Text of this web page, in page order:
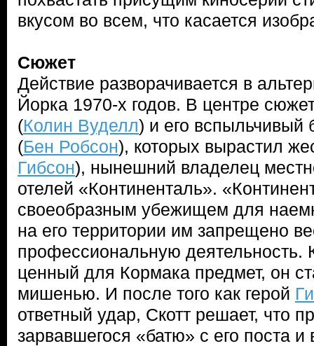
вкусом во всем, что касается
Сюжет
Действие разворачивается в
Йорка 1970-х годов. В центре
(Колин Вуделл) и его вспыльчивый
(Бен Робсон), которых вырастил
Гибсон), нынешний владелец
отелей «Континенталь».
своеобразным убежищем для
на его территории им запрещено
профессиональную деятельность.
ценный для Кормака предмет, он
мишенью. И после того как герой
ответный удар, Скотт решает, что
зарвавшегося «батю» с его поста и